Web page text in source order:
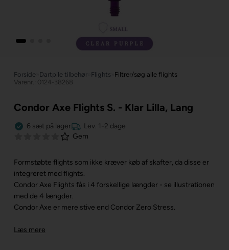
Forside Dartpile tilbehør Flights Filtrer/søg alle flights
Varenr.: 0124-38268
Condor Axe Flights S. - Klar Lilla, Lang
6 sæt på lager
Lev. 1-2 dage
Gem
Formstøbte flights som ikke kræver køb af skafter, da disse er
integreret med flights.
Condor Axe Flights fås i 4 forskellige længder - se illustrationen
med de 4 længder.
Condor Axe er mere stive end Condor Zero Stress.
Læs mere